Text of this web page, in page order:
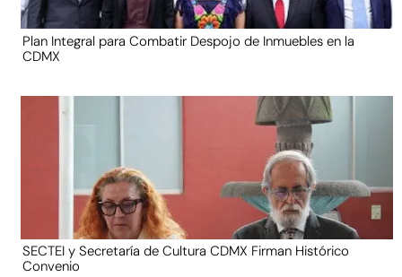
Plan Integral para Combatir Despojo de Inmuebles en la
CDMX
SECTEI y Secretaría de Cultura CDMX Firman Histórico
Convenio